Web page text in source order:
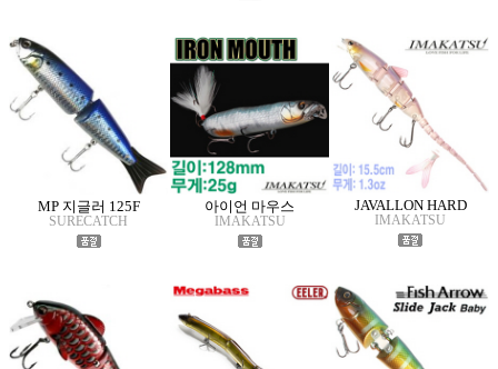
MP 지글러 125F
SURECATCH
아이언 마우스
IMAKATSU
JAVALLON HARD
IMAKATSU